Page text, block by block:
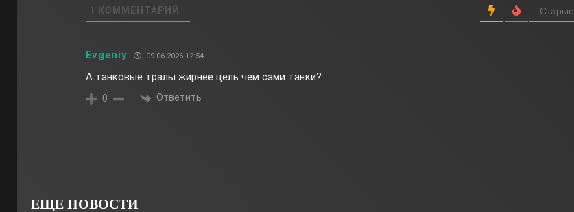
1 КОММЕНТАРИЙ Старые
Evgeniy 09.06.2026 12:54
А танковые тралы жирнее цель чем сами танки?
0 Ответить
ЕЩЕ НОВОСТИ